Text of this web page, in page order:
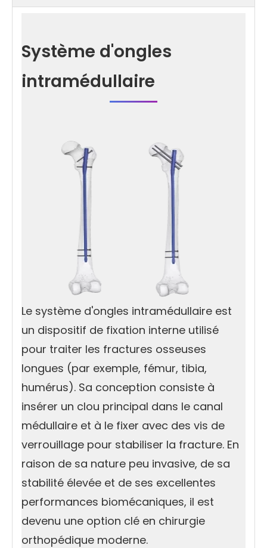
Système d'ongles
intramédullaire
Le système d'ongles intramédullaire est
un dispositif de fixation interne utilisé
pour traiter les fractures osseuses
longues (par exemple, fémur, tibia,
humérus). Sa conception consiste à
insérer un clou principal dans le canal
médullaire et à le fixer avec des vis de
verrouillage pour stabiliser la fracture. En
raison de sa nature peu invasive, de sa
stabilité élevée et de ses excellentes
performances biomécaniques, il est
devenu une option clé en chirurgie
orthopédique moderne.